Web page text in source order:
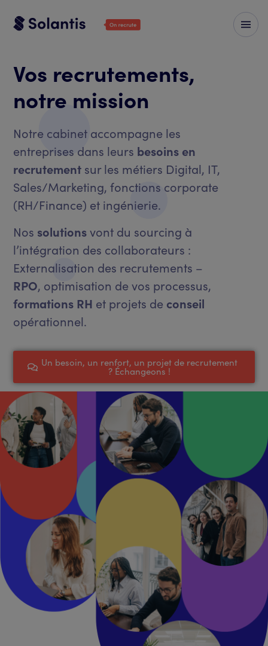
Vos recrutements,
notre mission
Notre cabinet accompagne les
entreprises dans leurs besoins en
recrutement sur les métiers Digital, IT,
Sales/Marketing, fonctions corporate
(RH/Finance) et ingénierie.
Nos solutionsvont du sourcing à
l’intégration des collaborateurs :
Externalisation des recrutements –
RPO, optimisation de vos processus,
formations RH et projets de conseil
opérationnel.
Un besoin, un renfort, un projet de recrutement
? Échangeons !